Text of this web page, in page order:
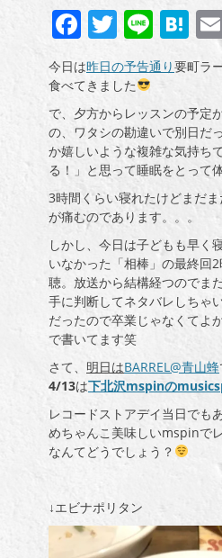
日
者
Facebook
Twitter
Line
今日は昨日の予告通り要町ラ
食べてきました
で、夕方からレッスンの予定
の、ワタシの勘違いで別日だ
か嬉しいような複雑な気持ち
る！」と思って睡眠をとって
3時間くらい寝れたけどまだ
が痛むのであります。。。
しかし、今日は子どもも早く
いなかった「相棒」の最終回
聴。放送から結構経つのでま
手に判断してネタバレしちゃ
だったので卒業じゃなくてよ
で書いてます笑
さて、 明日はBARREL@青山蜂
4/13は下北沢mspinの
レコードストアデイ当日でも
めちゃんこ美味しいmspinで
なんてどうでしょう？
↓エビナポリタン